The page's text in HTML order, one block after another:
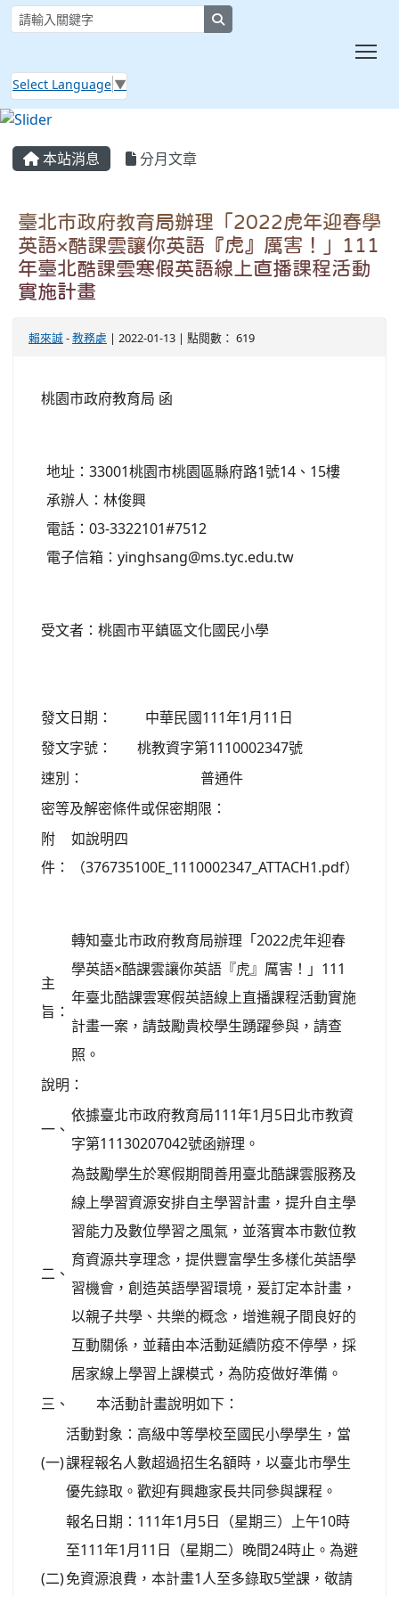
Select Language ▼
本站消息 分月文章
臺北市政府教育局辦理「2022虎年迎春學
英語×酷課雲讓你英語『虎』厲害！」111
年臺北酷課雲寒假英語線上直播課程活動
實施計畫
賴來誠-教務處 | 2022-01-13 | 點閱數： 619
桃園市政府教育局 函
地址：33001桃園市桃園區縣府路1號14、15樓
承辦人：林俊興
電話：03-3322101#7512
電子信箱：yinghsang@ms.tyc.edu.tw
受文者：桃園市平鎮區文化國民小學
發文日期：
中華民國111年1月11日
發文字號：
桃教資字第1110002347號
速別：
普通件
密等及解密條件或保密期限：
附
件：
如說明四
（376735100E_1110002347_ATTACH1.pdf）
主
旨：
轉知臺北市政府教育局辦理「2022虎年迎春
學英語×酷課雲讓你英語『虎』厲害！」111
年臺北酷課雲寒假英語線上直播課程活動實施
計畫一案，請鼓勵貴校學生踴躍參與，請查
照。
說明：
一、
依據臺北市政府教育局111年1月5日北市教資
字第11130207042號函辦理。
二、
為鼓勵學生於寒假期間善用臺北酷課雲服務及
線上學習資源安排自主學習計畫，提升自主學
習能力及數位學習之風氣，並落實本市數位教
育資源共享理念，提供豐富學生多樣化英語學
習機會，創造英語學習環境，爰訂定本計畫，
以親子共學、共樂的概念，增進親子間良好的
互動關係，並藉由本活動延續防疫不停學，採
居家線上學習上課模式，為防疫做好準備。
三、
本活動計畫說明如下：
(一)
活動對象：高級中等學校至國民小學學生，當
課程報名人數超過招生名額時，以臺北市學生
優先錄取。歡迎有興趣家長共同參與課程。
(二)
報名日期：111年1月5日（星期三）上午10時
至111年1月11日（星期二）晚間24時止。為避
免資源浪費，本計畫1人至多錄取5堂課，敬請